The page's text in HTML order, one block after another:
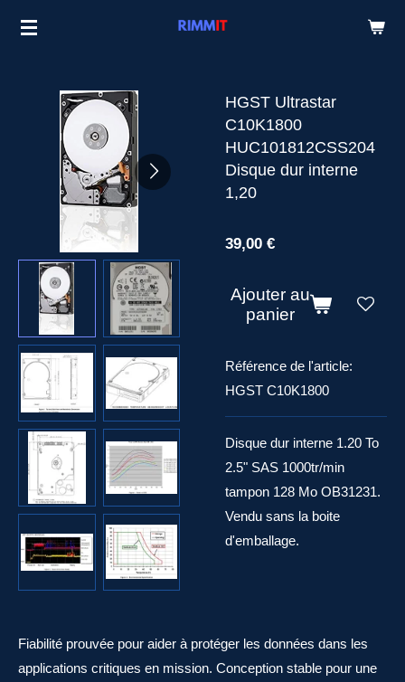
Passer
principal
HGST Ultrastar
C10K1800
HUC101812CSS204
Disque dur interne
1,20
39,00 €
Ajouter au
panier
Référence de l'article:
HGST C10K1800
Disque dur interne 1.20 To
2.5" SAS 1000tr/min
tampon 128 Mo OB31231.
Vendu sans la boite
d'emballage.
Fiabilité prouvée pour aider à protéger les données dans les
applications critiques en mission. Conception stable pour une